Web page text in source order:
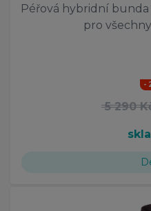
Péřová hybridní
pro
-
5 290